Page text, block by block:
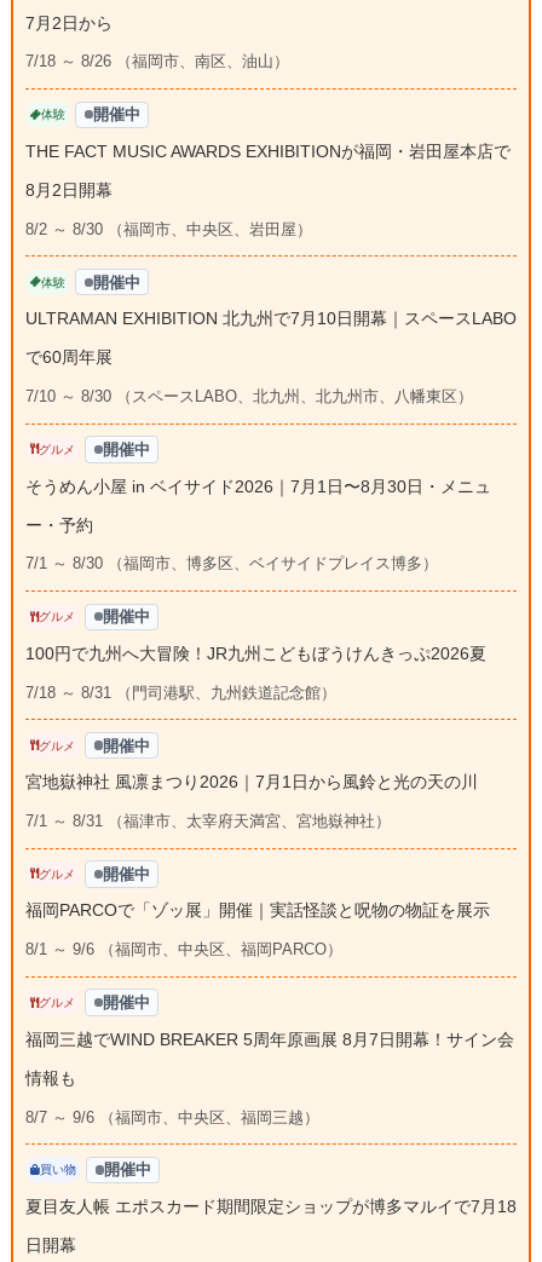
7月2日から
7/18 ～ 8/26 （福岡市、南区、油山）
体験 開催中
THE FACT MUSIC AWARDS EXHIBITIONが福岡・岩田屋本店で
8月2日開幕
8/2 ～ 8/30 （福岡市、中央区、岩田屋）
体験 開催中
ULTRAMAN EXHIBITION 北九州で7月10日開幕｜スペースLABO
で60周年展
7/10 ～ 8/30 （スペースLABO、北九州、北九州市、八幡東区）
グルメ 開催中
そうめん小屋 in ベイサイド2026｜7月1日〜8月30日・メニュ
ー・予約
7/1 ～ 8/30 （福岡市、博多区、ベイサイドプレイス博多）
グルメ 開催中
100円で九州へ大冒険！JR九州こどもぼうけんきっぷ2026夏
7/18 ～ 8/31 （門司港駅、九州鉄道記念館）
グルメ 開催中
宮地嶽神社 風凛まつり2026｜7月1日から風鈴と光の天の川
7/1 ～ 8/31 （福津市、太宰府天満宮、宮地嶽神社）
グルメ 開催中
福岡PARCOで「ゾッ展」開催｜実話怪談と呪物の物証を展示
8/1 ～ 9/6 （福岡市、中央区、福岡PARCO）
グルメ 開催中
福岡三越でWIND BREAKER 5周年原画展 8月7日開幕！サイン会
情報も
8/7 ～ 9/6 （福岡市、中央区、福岡三越）
買い物 開催中
夏目友人帳 エポスカード期間限定ショップが博多マルイで7月18
日開幕